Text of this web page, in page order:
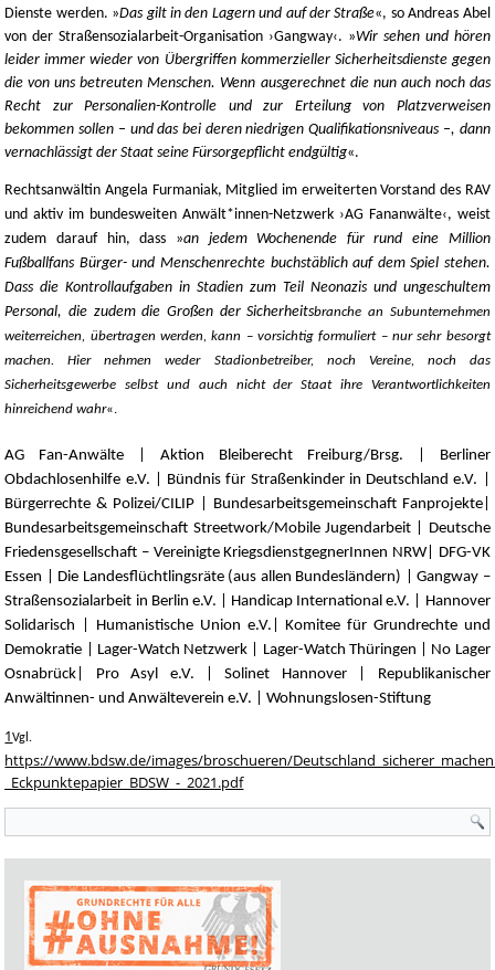
Dienste werden. »Das gilt in den Lagern und auf der Straße«, so Andreas Abel
von der Straßensozialarbeit-Organisation ›Gangway‹. »Wir sehen und hören
leider immer wieder von Übergriffen kommerzieller Sicherheitsdienste gegen
die von uns betreuten Menschen. Wenn ausgerechnet die nun auch noch das
Recht zur Personalien-Kontrolle und zur Erteilung von Platzverweisen
bekommen sollen – und das bei deren niedrigen Qualifikationsniveaus –, dann
vernachlässigt der Staat seine Fürsorgepflicht endgültig«.
Rechtsanwältin Angela Furmaniak, Mitglied im erweiterten Vorstand des RAV
und aktiv im bundesweiten Anwält*innen-Netzwerk ›AG Fananwälte‹, weist
zudem darauf hin, dass »an jedem Wochenende für rund eine Million
Fußballfans Bürger- und Menschenrechte buchstäblich auf dem Spiel stehen.
Dass die Kontrollaufgaben in Stadien zum Teil Neonazis und ungeschultem
Personal, die zudem die Großen der Sicherheitsbranche an Subunternehmen
weiterreichen, übertragen werden, kann – vorsichtig formuliert – nur sehr besorgt
machen. Hier nehmen weder Stadionbetreiber, noch Vereine, noch das
Sicherheitsgewerbe selbst und auch nicht der Staat ihre Verantwortlichkeiten
hinreichend wahr«.
AG Fan-Anwälte | Aktion Bleiberecht Freiburg/Brsg. | Berliner
Obdachlosenhilfe e.V. | Bündnis für Straßenkinder in Deutschland e.V. |
Bürgerrechte & Polizei/CILIP | Bundesarbeitsgemeinschaft Fanprojekte|
Bundesarbeitsgemeinschaft Streetwork/Mobile Jugendarbeit | Deutsche
Friedensgesellschaft – Vereinigte KriegsdienstgegnerInnen NRW| DFG-VK
Essen | Die Landesflüchtlingsräte (aus allen Bundesländern) | Gangway –
Straßensozialarbeit in Berlin e.V. | Handicap International e.V. | Hannover
Solidarisch | Humanistische Union e.V.| Komitee für Grundrechte und
Demokratie | Lager-Watch Netzwerk | Lager-Watch Thüringen | No Lager
Osnabrück| Pro Asyl e.V. | Solinet Hannover | Republikanischer
Anwältinnen- und Anwälteverein e.V. | Wohnungslosen-Stiftung
1Vgl.
https://www.bdsw.de/images/broschueren/
_Eckpunktepapier_BDSW_-_2021.pdf
Suchformular